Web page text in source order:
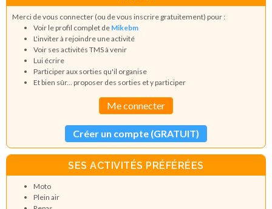
Merci de vous connecter (ou de vous inscrire gratuitement) pour :
Voir le profil complet de Mikebm
L'inviter à rejoindre une activité
Voir ses activités TMS à venir
Lui écrire
Participer aux sorties qu'il organise
Et bien sûr... proposer des sorties et y participer
Me connecter
Créer un compte (GRATUIT)
SES ACTIVITÉS PRÉFÉRÉES
Moto
Plein air